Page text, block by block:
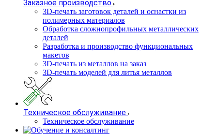
Заказное производство
3D-печать заготовок деталей и оснастки из
полимерных материалов
Обработка сложнопрофильных металлических
деталей
Разработка и производство функциональных
макетов
3D-печать из металлов на заказ
3D-печать моделей для литья металлов
Техническое обслуживание
Техническое обслуживание